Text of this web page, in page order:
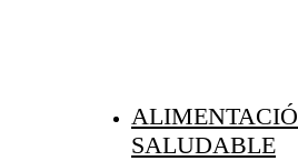
SALUDABLE